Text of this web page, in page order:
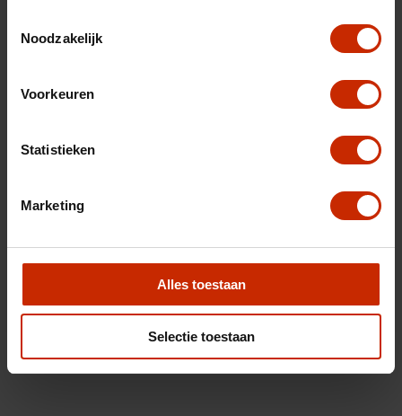
Noodzakelijk
Voorkeuren
Statistieken
Marketing
Alles toestaan
Selectie toestaan